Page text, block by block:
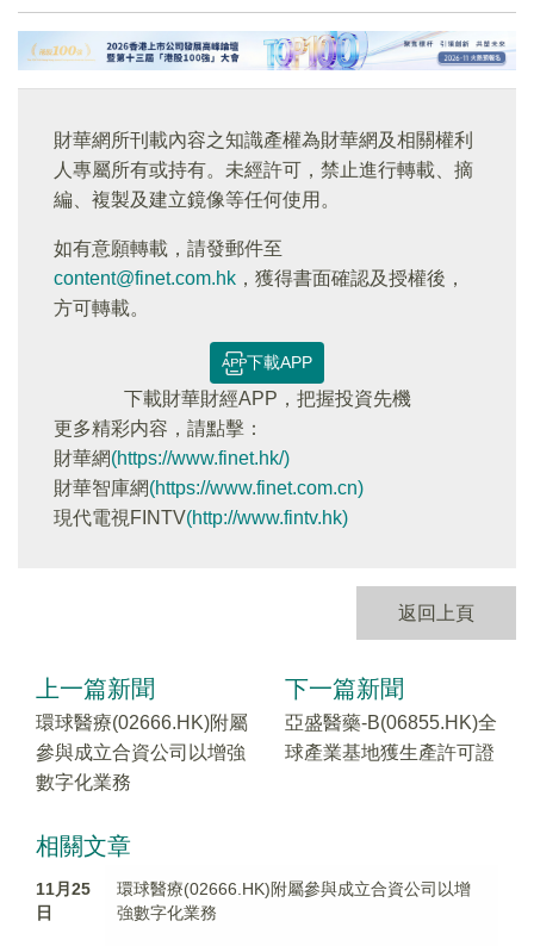
財華網所刊載內容之知識產權為財華網及相關權利
人專屬所有或持有。未經許可，禁止進行轉載、摘
編、複製及建立鏡像等任何使用。
如有意願轉載，請發郵件至
content@finet.com.hk ，獲得書面確認及授權後，
方可轉載。
下載APP
下載財華財經APP，把握投資先機
更多精彩内容，請點擊：
財華網(https://www.finet.hk/)
財華智庫網(https://www.finet.com.cn)
現代電視FINTV(http://www.fintv.hk)
返回上頁
上一篇新聞
環球醫療(02666.HK)附屬
參與成立合資公司以增強
數字化業務
下一篇新聞
亞盛醫藥-B(06855.HK)全
球產業基地獲生產許可證
相關文章
11月25
日
環球醫療(02666.HK)附屬參與成立合資公司以增
強數字化業務